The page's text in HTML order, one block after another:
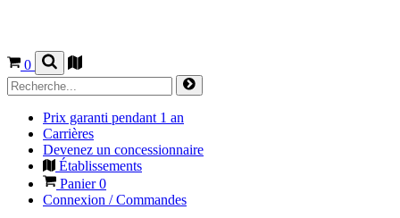
0
Prix garanti pendant 1 an
Carrières
Devenez un concessionnaire
Établissements
Panier0
Connexion / Commandes